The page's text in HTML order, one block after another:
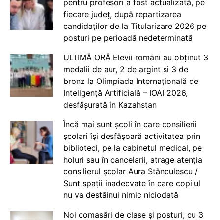
pentru profesori a fost actualizată, pe
fiecare județ, după repartizarea
candidaților de la Titularizare 2026 pe
posturi pe perioadă nedeterminată
ULTIMĂ ORĂ Elevii români au obținut 3
medalii de aur, 2 de argint și 3 de
bronz la Olimpiada Internațională de
Inteligență Artificială – IOAI 2026,
desfășurată în Kazahstan
Încă mai sunt școli în care consilierii
școlari își desfășoară activitatea prin
biblioteci, pe la cabinetul medical, pe
holuri sau în cancelarii, atrage atenția
consilierul școlar Aura Stănculescu /
Sunt spații inadecvate în care copilul
nu va destăinui nimic niciodată
Noi comasări de clase și posturi, cu 3